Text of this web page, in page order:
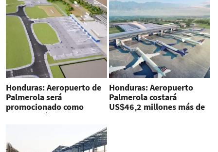
Honduras: Aeropuerto de
Palmerola será
promocionado como
centro logístico de
Honduras: Aeropuerto
Palmerola costará
US$46,2 millones más de